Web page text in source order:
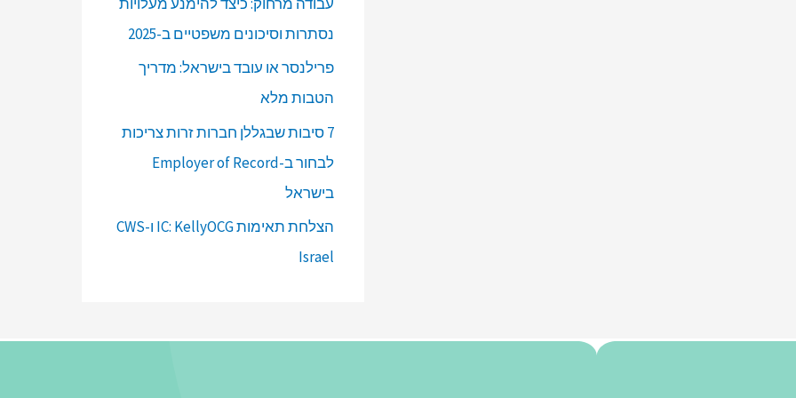
נסתרות וסיכונים משפטיים ב-2025
פרילנסר או עובד בישראל: מדריך
הטבות מלא
7 סיבות שבגללן חברות זרות צריכות
לבחור ב-Employer of Record
בישראל
הצלחת תאימות IC: KellyOCG ו-CWS
Israel